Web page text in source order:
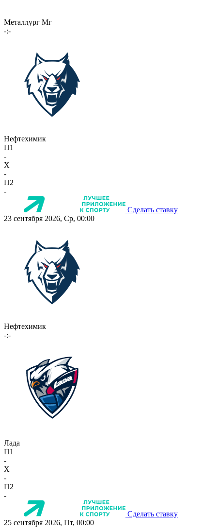
Металлург Мг
-:-
Нефтехимик
П1
-
X
-
П2
-
Сделать ставку
23 сентября 2026, Ср, 00:00
Нефтехимик
-:-
Лада
П1
-
X
-
П2
-
Сделать ставку
25 сентября 2026, Пт, 00:00